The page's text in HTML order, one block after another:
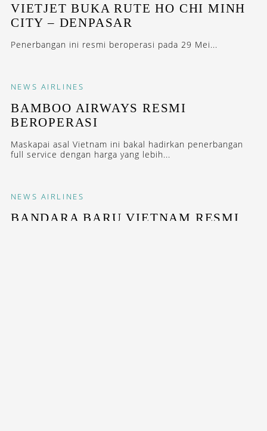
VIETJET BUKA RUTE HO CHI MINH
CITY – DENPASAR
Penerbangan ini resmi beroperasi pada 29 Mei...
NEWS AIRLINES
BAMBOO AIRWAYS RESMI
BEROPERASI
Maskapai asal Vietnam ini bakal hadirkan penerbangan
full service dengan harga yang lebih...
NEWS AIRLINES
BANDARA BARU VIETNAM RESMI